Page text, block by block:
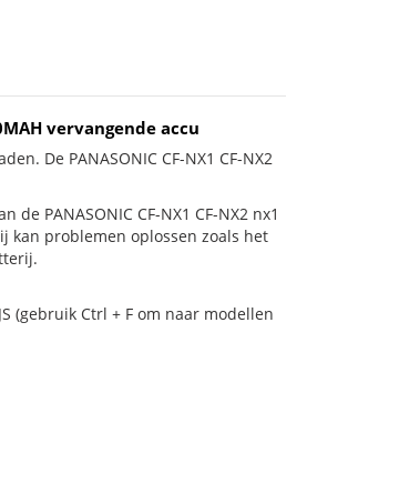
vervangende accu
De PANASONIC CF-NX1 CF-NX2
PANASONIC CF-NX1 CF-NX2 nx1
kan problemen oplossen zoals het
(gebruik Ctrl + F om naar modellen